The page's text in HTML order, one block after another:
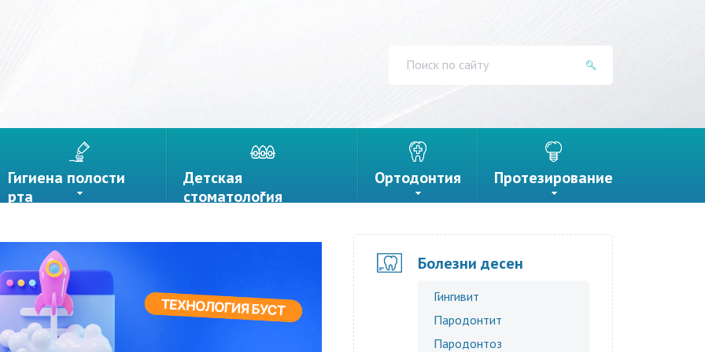
Гигиена полости
рта
Детская
стоматология
Ортодонтия Протезирование
Болезни десен
Гингивит
Пародонтит
Пародонтоз